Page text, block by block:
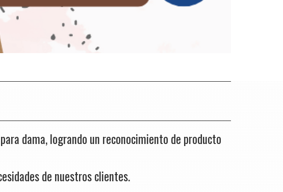
dama, logrando un reconocimiento de producto
de nuestros clientes.